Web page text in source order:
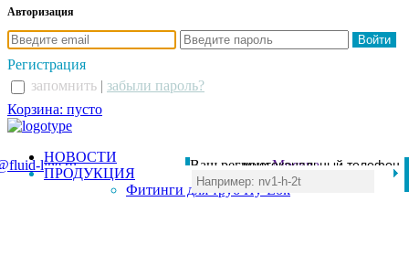
Авторизация
Регистрация
запомнить | забыли пароль?
Корзина: пусто
line.ru многоканальный телефон
+7 (495) 984-41-00
Ваш регион:Москва
НОВОСТИ
ПРОДУКЦИЯ
Фитинги для труб Hy-Lok